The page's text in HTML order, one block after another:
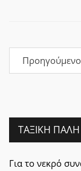
Προηγούμενο
ΤΑΞΙΚΉ ΠΆΛΗ
Για το νεκρό